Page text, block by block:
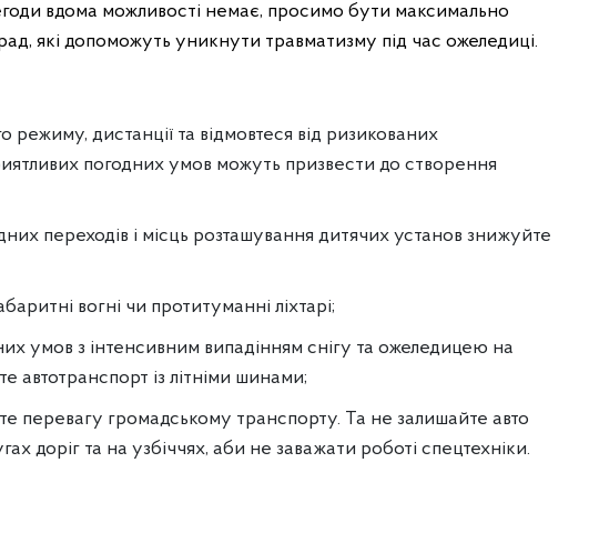
вдома можливості немає, просимо бути максимально
які допоможуть уникнути травматизму під час ожеледиці.
режиму, дистанції та відмовтеся від ризикованих
погодних умов можуть призвести до створення
переходів і місць розташування дитячих установ знижуйте
вогні чи протитуманні ліхтарі;
умов з інтенсивним випадінням снігу та ожеледицею на
автотранспорт із літніми шинами;
перевагу громадському транспорту. Та не залишайте авто
доріг та на узбіччях, аби не заважати роботі спецтехніки.